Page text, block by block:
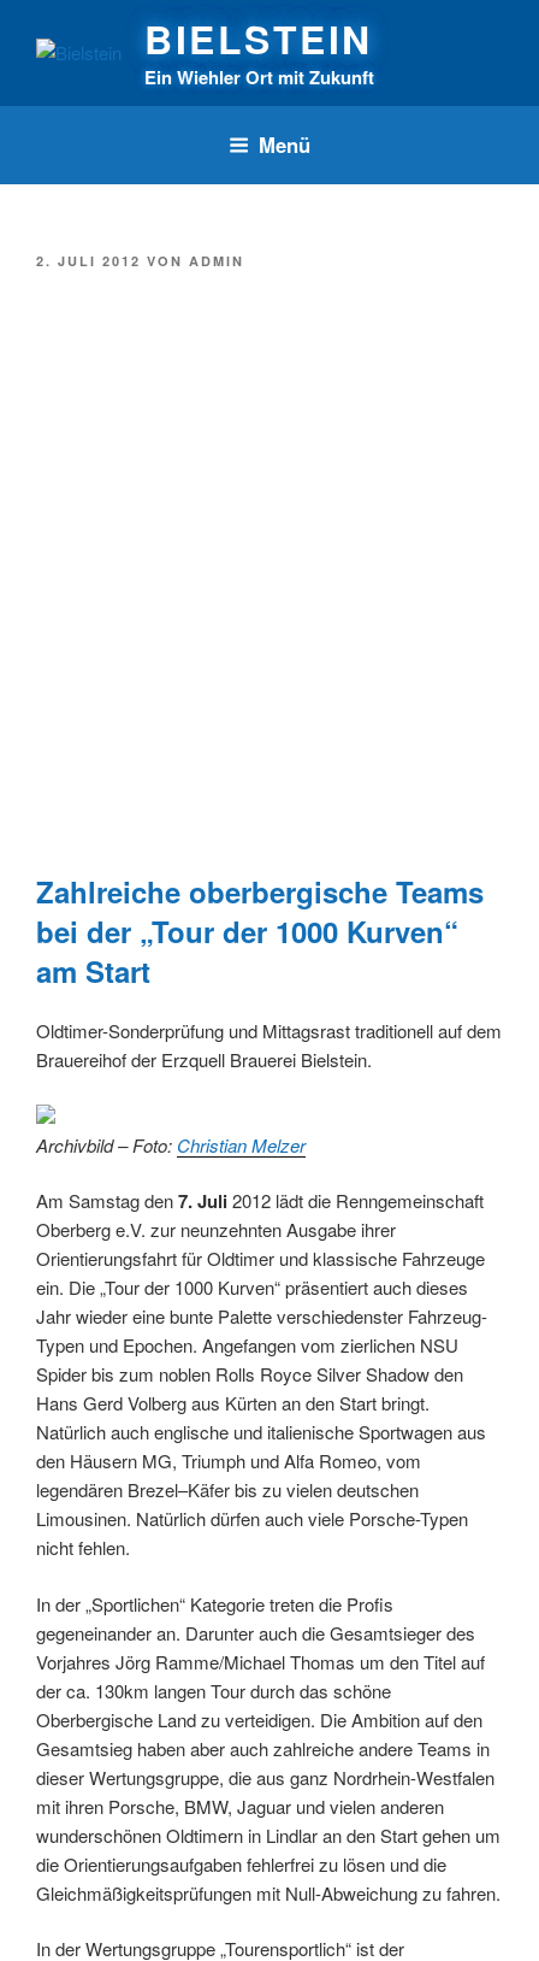
Inhalt
BIELSTEIN
Ein Wiehler Ort mit Zukunft
Menü
VERÖFFENTLICHT
2. JULI 2012 VON ADMIN
Zahlreiche oberbergische Teams
bei der „Tour der 1000 Kurven“
am Start
Oldtimer-Sonderprüfung und Mittagsrast traditionell auf dem
Brauereihof der Erzquell Brauerei Bielstein.
Archivbild – Foto: Christian Melzer
Am Samstag den7. Juli2012 lädt die Renngemeinschaft
Oberberg e.V. zur neunzehnten Ausgabe ihrer
Orientierungsfahrt für Oldtimer und klassische Fahrzeuge
ein. Die „Tour der 1000 Kurven“ präsentiert auch dieses
Jahr wieder eine bunte Palette verschiedenster Fahrzeug-
Typen und Epochen. Angefangen vom zierlichen NSU
Spider bis zum noblen Rolls Royce Silver Shadow den
Hans Gerd Volberg aus Kürten an den Start bringt.
Natürlich auch englische und italienische Sportwagen aus
den Häusern MG, Triumph und Alfa Romeo, vom
legendären Brezel–Käfer bis zu vielen deutschen
Limousinen. Natürlich dürfen auch viele Porsche-Typen
nicht fehlen.
In der „Sportlichen“ Kategorie treten die Profis
gegeneinander an. Darunter auch die Gesamtsieger des
Vorjahres Jörg Ramme/Michael Thomas um den Titel auf
der ca. 130km langen Tour durch das schöne
Oberbergische Land zu verteidigen. Die Ambition auf den
Gesamtsieg haben aber auch zahlreiche andere Teams in
dieser Wertungsgruppe, die aus ganz Nordrhein-Westfalen
mit ihren Porsche, BMW, Jaguar und vielen anderen
wunderschönen Oldtimern in Lindlar an den Start gehen um
die Orientierungsaufgaben fehlerfrei zu lösen und die
Gleichmäßigkeitsprüfungen mit Null-Abweichung zu fahren.
In der Wertungsgruppe „Tourensportlich“ ist der